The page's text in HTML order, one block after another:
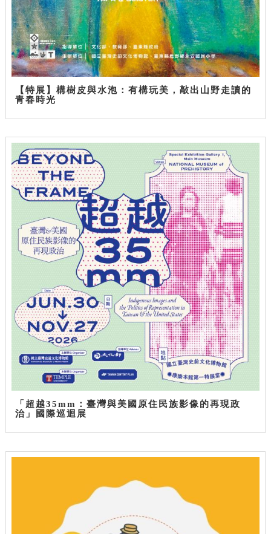
【特展】構樹皮與水泡：有構玩美，敲出山野走讀的
青春時光
「超越35mm：臺灣與美國原住民族影像的再現政
治」國際巡迴展